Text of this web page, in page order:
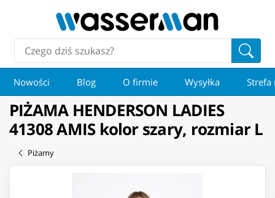
Nowości Blog O firmie Wysyłka Strefa
PIŻAMA HENDERSON LADIES
41308 AMIS kolor szary, rozmiar L
Piżamy